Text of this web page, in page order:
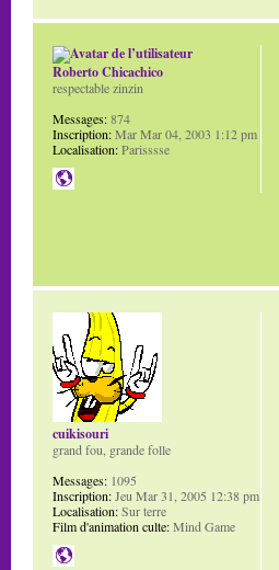
Roberto Chicachico
respectable zinzin
Messages:874
Inscription:Mar Mar 04, 2003 1:12 pm
Localisation:Parisssse
cuikisouri
grand fou, grande folle
Messages: 1095
Inscription:Jeu Mar 31, 2005 12:38 pm
Localisation:Sur terre
Film d'animation culte:Mind Game